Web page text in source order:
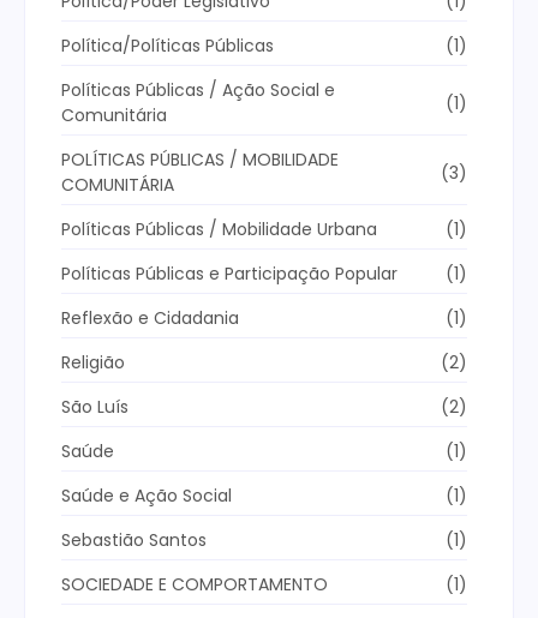
Política/Políticas Públicas
(1)
Políticas Públicas / Ação Social e
Comunitária
(1)
POLÍTICAS PÚBLICAS / MOBILIDADE
COMUNITÁRIA
(3)
Políticas Públicas / Mobilidade Urbana
(1)
Políticas Públicas e Participação Popular
(1)
Reflexão e Cidadania
(1)
Religião
(2)
São Luís
(2)
Saúde
(1)
Saúde e Ação Social
(1)
Sebastião Santos
(1)
SOCIEDADE E COMPORTAMENTO
(1)